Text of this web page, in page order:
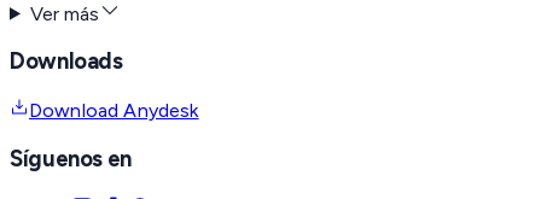
Ver más
Downloads
Download Anydesk
Síguenos en